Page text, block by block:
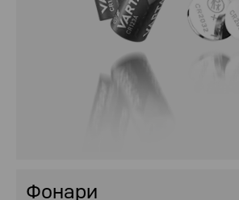
Фонари